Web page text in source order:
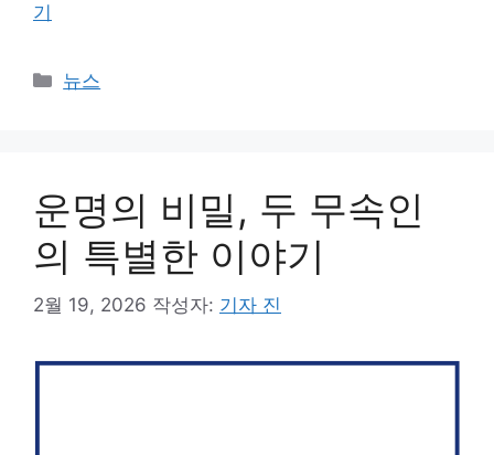
기
카
뉴스
운명의 비밀, 두 무속인
의 특별한 이야기
2월 19, 2026 작성자: 기자 진